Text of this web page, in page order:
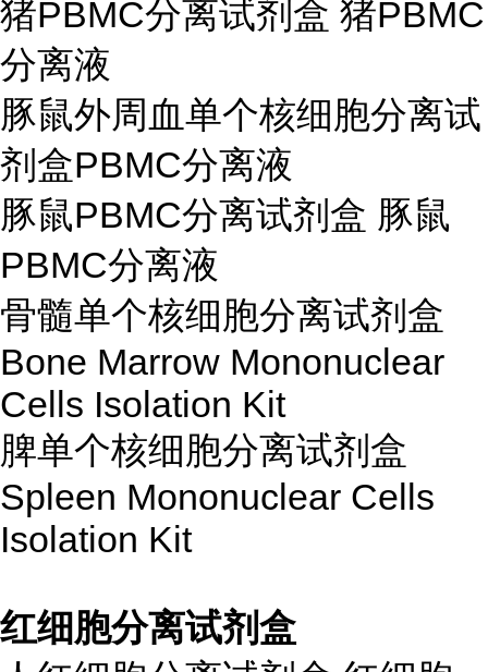
猪PBMC分离试剂盒 猪PBMC
分离液
豚鼠外周血单个核细胞分离试
剂盒PBMC分离液
豚鼠PBMC分离试剂盒 豚鼠
PBMC分离液
骨髓单个核细胞分离试剂盒
Bone Marrow Mononuclear
Cells Isolation Kit
脾单个核细胞分离试剂盒
Spleen Mononuclear Cells
Isolation Kit
红细胞分离试剂盒